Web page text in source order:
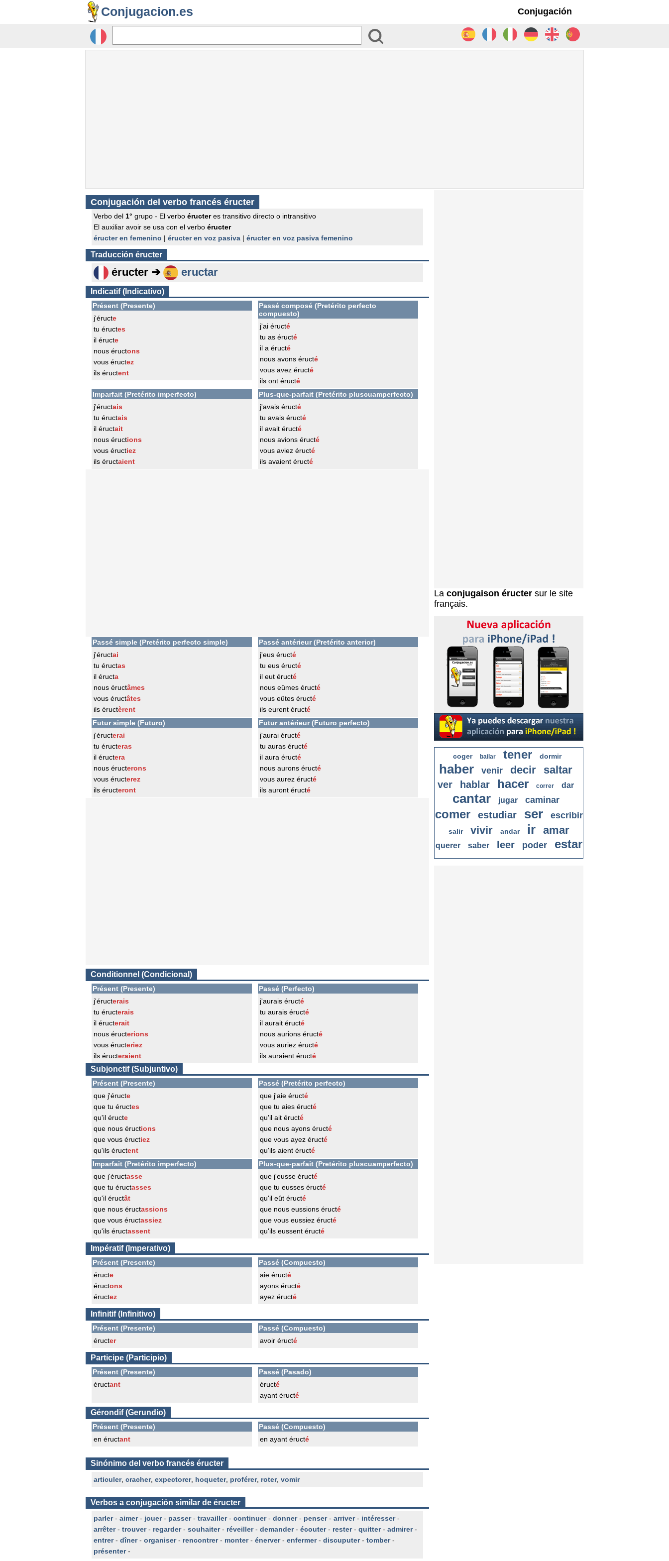
Conjugacion.es Conjugación
Conjugación del verbo francés éructer
Verbo del 1° grupo - El verbo éructeres transitivo directo o intransitivo
El auxiliar avoir se usa con el verbo éructer
éructer en femenino | éructer en voz pasiva | éructer en voz pasiva femenino
Traducción éructer
éructer ➔ eructar
Indicatif (Indicativo)
Présent (Presente)
j'éructe
tu éructes
il éructe
nous éructons
vous éructez
ils éructent
Passé composé (Pretérito perfecto
compuesto)
j'ai éructé
tu as éructé
il a éructé
nous avons éructé
vous avez éructé
ils ont éructé
Imparfait (Pretérito imperfecto)
j'éructais
tu éructais
il éructait
nous éructions
vous éructiez
ils éructaient
Plus-que-parfait (Pretérito pluscuamperfecto)
j'avais éructé
tu avais éructé
il avait éructé
nous avions éructé
vous aviez éructé
ils avaient éructé
Passé simple (Pretérito perfecto simple)
j'éructai
tu éructas
il éructa
nous éructâmes
vous éructâtes
ils éructèrent
Passé antérieur (Pretérito anterior)
j'eus éructé
tu eus éructé
il eut éructé
nous eûmes éructé
vous eûtes éructé
ils eurent éructé
Futur simple (Futuro)
j'éructerai
tu éructeras
il éructera
nous éructerons
vous éructerez
ils éructeront
Futur antérieur (Futuro perfecto)
j'aurai éructé
tu auras éructé
il aura éructé
nous aurons éructé
vous aurez éructé
ils auront éructé
Conditionnel (Condicional)
Présent (Presente)
j'éructerais
tu éructerais
il éructerait
nous éructerions
vous éructeriez
ils éructeraient
Passé (Perfecto)
j'aurais éructé
tu aurais éructé
il aurait éructé
nous aurions éructé
vous auriez éructé
ils auraient éructé
Subjonctif (Subjuntivo)
Présent (Presente)
que j'éructe
que tu éructes
qu'il éructe
que nous éructions
que vous éructiez
qu'ils éructent
Passé (Pretérito perfecto)
que j'aie éructé
que tu aies éructé
qu'il ait éructé
que nous ayons éructé
que vous ayez éructé
qu'ils aient éructé
Imparfait (Pretérito imperfecto)
que j'éructasse
que tu éructasses
qu'il éructât
que nous éructassions
que vous éructassiez
qu'ils éructassent
Plus-que-parfait (Pretérito pluscuamperfecto)
que j'eusse éructé
que tu eusses éructé
qu'il eût éructé
que nous eussions éructé
que vous eussiez éructé
qu'ils eussent éructé
Impératif (Imperativo)
Présent (Presente)
éructe
éructons
éructez
Passé (Compuesto)
aie éructé
ayons éructé
ayez éructé
Infinitif (Infinitivo)
Présent (Presente)
éructer
Passé (Compuesto)
avoir éructé
Participe (Participio)
Présent (Presente)
éructant
Passé (Pasado)
éructé
ayant éructé
Gérondif (Gerundio)
Présent (Presente)
en éructant
Passé (Compuesto)
en ayant éructé
Sinónimo del verbo francés éructer
articuler, cracher, expectorer, hoqueter, proférer, roter, vomir
Verbos a conjugación similar de éructer
parler- aimer- jouer- passer- travailler- continuer- donner- penser- arriver- intéresser-
arrêter- trouver- regarder- souhaiter- réveiller- demander- écouter- rester- quitter- admirer-
entrer- dîner- organiser- rencontrer- monter- énerver- enfermer- discuputer- tomber-
présenter-
La conjugaison éructer sur le site
français.
coger bailar tener dormir
haber venir decir saltar
ver hablar hacer correr dar
cantar jugar caminar
comer estudiar ser escribir
salir vivir andar ir amar
querer saber leer poder estar